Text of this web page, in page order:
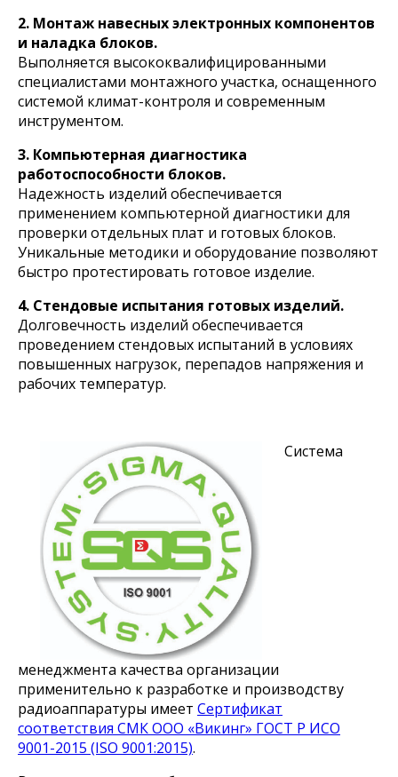
2. Монтаж навесных электронных компонентов
и наладка блоков.
Выполняется высококвалифицированными
специалистами монтажного участка, оснащенного
системой климат-контроля и современным
инструментом.
3. Компьютерная диагностика
работоспособности блоков.
Надежность изделий обеспечивается
применением компьютерной диагностики для
проверки отдельных плат и готовых блоков.
Уникальные методики и оборудование позволяют
быстро протестировать готовое изделие.
4. Стендовые испытания готовых изделий.
Долговечность изделий обеспечивается
проведением стендовых испытаний в условиях
повышенных нагрузок, перепадов напряжения и
рабочих температур.
Система
менеджмента качества организации
применительно к разработке и производству
радиоаппаратуры имеет Сертификат
соответствия СМК ООО «Викинг» ГОСТ Р ИСО
9001-2015 (ISO 9001:2015).